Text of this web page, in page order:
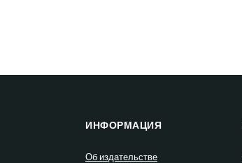
ИНФОРМАЦИЯ
Об издательстве